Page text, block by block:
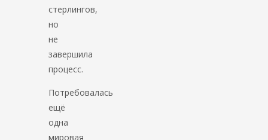
стерлингов,
но
не
завершила
процесс.
Потребовалась
ещё
одна
мировая